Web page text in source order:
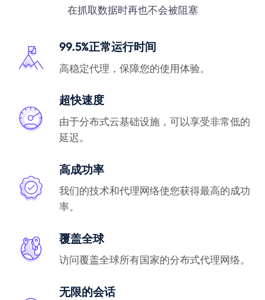
在抓取数据时再也不会被阻塞
99.5%正常运行时间
高稳定代理，保障您的使用体验。
超快速度
由于分布式云基础设施，可以享受非常低的
延迟。
高成功率
我们的技术和代理网络使您获得最高的成功
率。
覆盖全球
访问覆盖全球所有国家的分布式代理网络。
无限的会话